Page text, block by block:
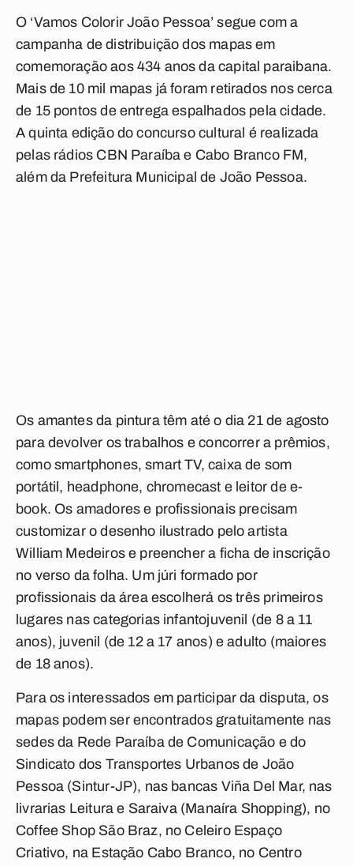
O ‘Vamos Colorir João Pessoa’ segue com a
campanha de distribuição dos mapas em
comemoração aos 434 anos da capital paraibana.
Mais de 10 mil mapas já foram retirados nos cerca
de 15 pontos de entrega espalhados pela cidade.
A quinta edição do concurso cultural é realizada
pelas rádios CBN Paraíba e Cabo Branco FM,
além da Prefeitura Municipal de João Pessoa.
Os amantes da pintura têm até o dia 21 de agosto
para devolver os trabalhos e concorrer a prêmios,
como smartphones, smart TV, caixa de som
portátil, headphone, chromecast e leitor de e-
book. Os amadores e profissionais precisam
customizar o desenho ilustrado pelo artista
William Medeiros e preencher a ficha de inscrição
no verso da folha. Um júri formado por
profissionais da área escolherá os três primeiros
lugares nas categorias infantojuvenil (de 8 a 11
anos), juvenil (de 12 a 17 anos) e adulto (maiores
de 18 anos).
Para os interessados em participar da disputa, os
mapas podem ser encontrados gratuitamente nas
sedes da Rede Paraíba de Comunicação e do
Sindicato dos Transportes Urbanos de João
Pessoa (Sintur-JP), nas bancas Viña Del Mar, nas
livrarias Leitura e Saraiva (Manaíra Shopping), no
Coffee Shop São Braz, no Celeiro Espaço
Criativo, na Estação Cabo Branco, no Centro